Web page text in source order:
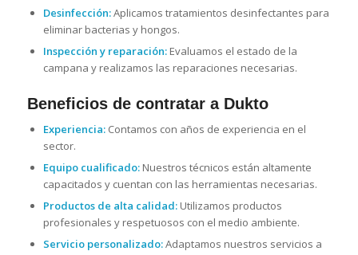
Desinfección:Aplicamos tratamientos desinfectantes para
eliminar bacterias y hongos.
Inspección y reparación:Evaluamos el estado de la
campana y realizamos las reparaciones necesarias.
Beneficios de contratar a Dukto
Experiencia:Contamos con años de experiencia en el
sector.
Equipo cualificado:Nuestros técnicos están altamente
capacitados y cuentan con las herramientas necesarias.
Productos de alta calidad:Utilizamos productos
profesionales y respetuosos con el medio ambiente.
Servicio personalizado:Adaptamos nuestros servicios a